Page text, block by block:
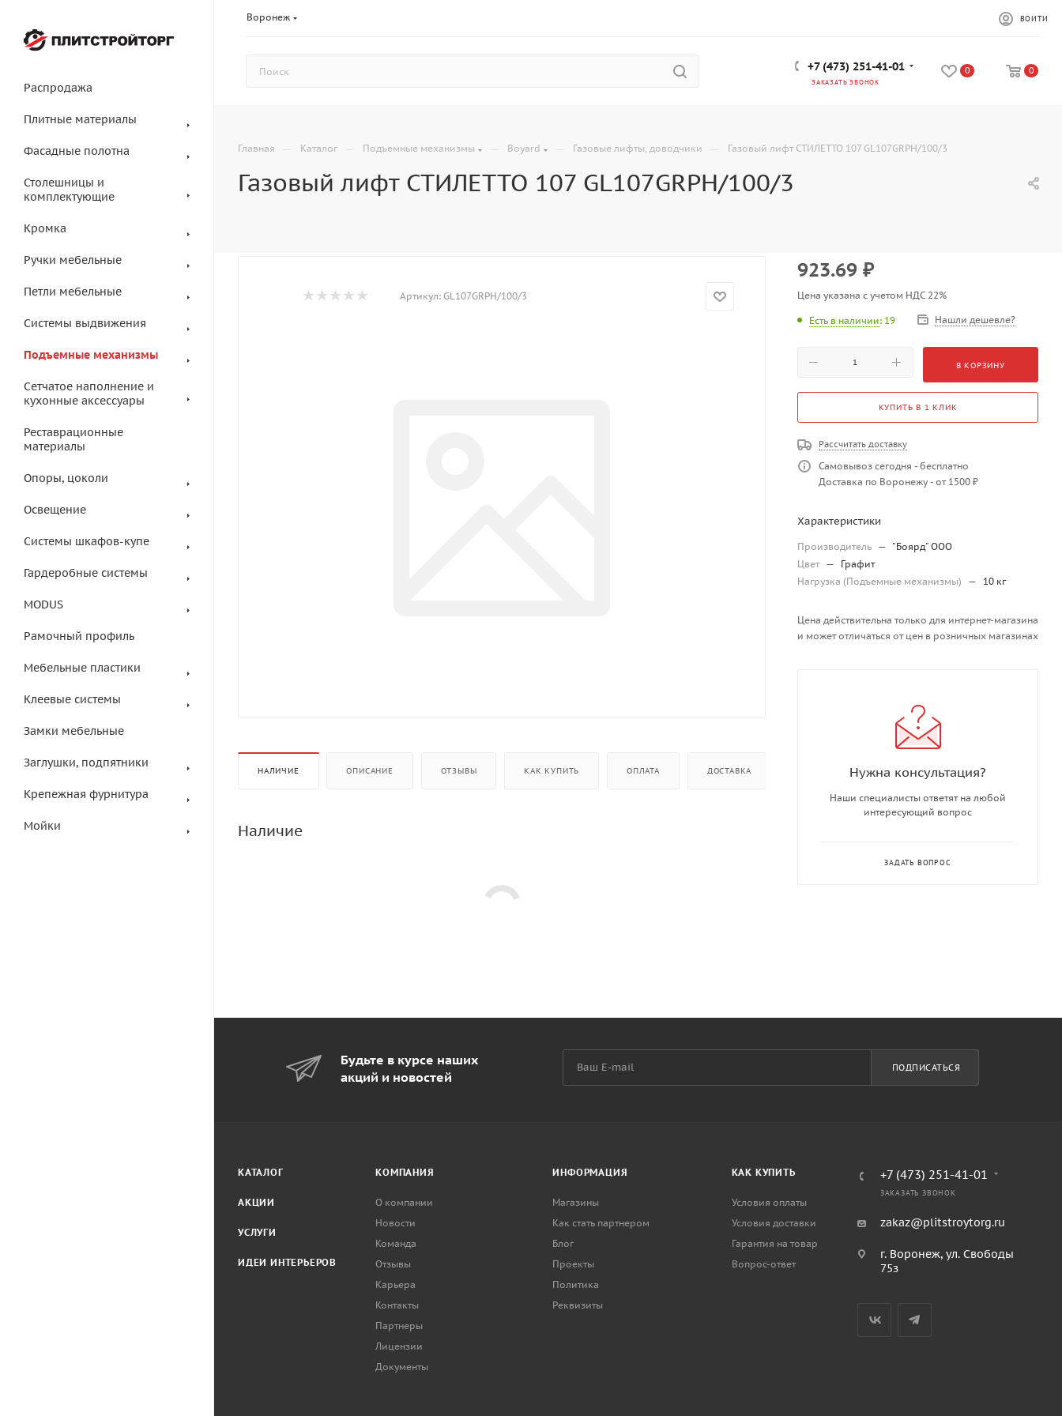
Воронеж ВОЙТИ
+7 (473) 251-41-01
ЗАКАЗАТЬ ЗВОНОК
0 0
Распродажа
Плитные материалы
Фасадные полотна
Столешницы и
комплектующие
Кромка
Ручки мебельные
Петли мебельные
Системы выдвижения
Подъемные механизмы
Сетчатое наполнение и
кухонные аксессуары
Реставрационные
материалы
Опоры, цоколи
Освещение
Системы шкафов-купе
Гардеробные системы
MODUS
Рамочный профиль
Мебельные пластики
Клеевые системы
Замки мебельные
Заглушки, подпятники
Крепежная фурнитура
Мойки
Главная — Каталог — Подъемные механизмы — Boyard — Газовые лифты, доводчики — Газовый лифт СТИЛЕТТО 107 GL107GRPH/100/3
Газовый лифт СТИЛЕТТО 107 GL107GRPH/100/3
Артикул: GL107GRPH/100/3
НАЛИЧИЕ ОПИСАНИЕ ОТЗЫВЫ КАК КУПИТЬ ОПЛАТА ДОСТАВКА ДОПОЛНИТЕЛЬНО
Наличие
923.69 ₽
Цена указана с учетом НДС 22%
Есть в наличии: 19 Нашли дешевле?
В КОРЗИНУ
КУПИТЬ В 1 КЛИК
Рассчитать доставку
Самовывоз сегодня - бесплатно
Доставка по Воронежу - от 1500 ₽
Характеристики
Производитель — "Боярд" ООО
Цвет —
Графит
Нагрузка (Подъемные механизмы)
— 10 кг
Цена действительна только для интернет-магазина
и может отличаться от цен в розничных магазинах
Нужна консультация?
Наши специалисты ответят на любой
интересующий вопрос
ЗАДАТЬ ВОПРОС
Будьте в курсе наших
акций и новостей
ПОДПИСАТЬСЯ
КАТАЛОГ
АКЦИИ
УСЛУГИ
ИДЕИ ИНТЕРЬЕРОВ
КОМПАНИЯ
О компании
Новости
Команда
Отзывы
Карьера
Контакты
Партнеры
Лицензии
Документы
ИНФОРМАЦИЯ
Магазины
Как стать партнером
Блог
Проекты
Политика
Реквизиты
КАК КУПИТЬ
Условия оплаты
Условия доставки
Гарантия на товар
Вопрос-ответ
+7 (473) 251-41-01
ЗАКАЗАТЬ ЗВОНОК
zakaz@plitstroytorg.ru
г. Воронеж, ул. Свободы
75з